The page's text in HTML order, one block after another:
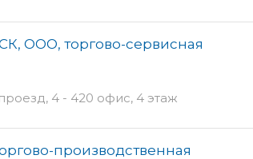
ООО, торгово-сервисная
4 - 420 офис, 4 этаж
производственная